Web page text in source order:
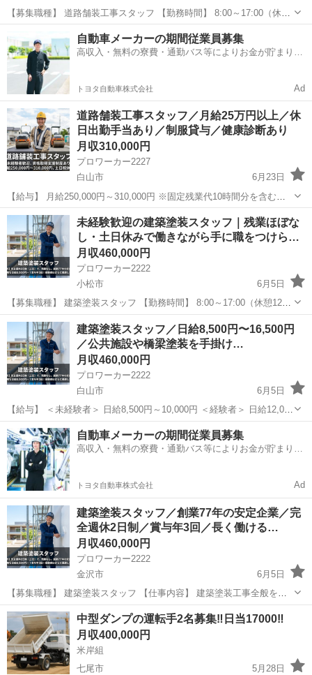
【募集職種】 道路舗装工事スタッフ 【勤務時間】 8:00～17:00（休憩
60分） ※夜間勤務あり 【雇用形態】 正社員 【仕事内容】 道路舗装工
事に関わる作業を担当していただきます。 主...
その他
自動車メーカーの期間従業員募集
高収入・無料の寮費・通勤バス等によりお金が貯まりや
トヨタ自動車株式会社 Ad
道路舗装工事スタッフ／月給25万円以上／休
日出勤手当あり／制服貸与／健康診断あり
月収310,000円
プロワーカー2227
白山市
6月23日
【給与】 月給250,000円～310,000円 ※固定残業代10時間分を含む
【募集職種】 道路舗装工事スタッフ 【雇用形態】 正社員 【仕事内
容】 道路舗装工事に関わる作業を担当していただきま...
石川 白山市 その他 未経験
未経験歓迎の建築塗装スタッフ｜残業ほぼな
し・土日休みで働きながら手に職をつけら…
月収460,000円
プロワーカー2222
小松市
6月5日
【募集職種】 建築塗装スタッフ 【勤務時間】 8:00～17:00（休憩120
分） ＜休憩時間＞ ・10:00～10:30 ・12:00～13:00 ・15:00～15:30 ※
残業ほぼなし （...
石川 小松市 その他
建築塗装スタッフ／日給8,500円〜16,500円
／公共施設や橋梁塗装を手掛け…
月収460,000円
プロワーカー2222
白山市
6月5日
【給与】 ＜未経験者＞ 日給8,500円～10,000円 ＜経験者＞ 日給12,000
円～16,500円 ※経験・資格・スキルを考慮し決定 ＜月給換算目安＞
未経験者：190,000円～240,00...
石川 白山市 その他
自動車メーカーの期間従業員募集
高収入・無料の寮費・通勤バス等によりお金が貯まりや
トヨタ自動車株式会社 Ad
建築塗装スタッフ／創業77年の安定企業／完
全週休2日制／賞与年3回／長く働ける…
月収460,000円
プロワーカー2222
金沢市
6月5日
【募集職種】 建築塗装スタッフ 【仕事内容】 建築塗装工事全般を担
当していただきます。 施工対象は公共施設を中心に、住宅・店舗・工
場・橋梁など多岐にわたります。 ＜主な業務内容＞ ・建物や構造物の
塗装...
石川 金沢市 その他 未経験
中型ダンプの運転手2名募集‼️日当17000‼️
月収400,000円
米岸組
七尾市
5月28日